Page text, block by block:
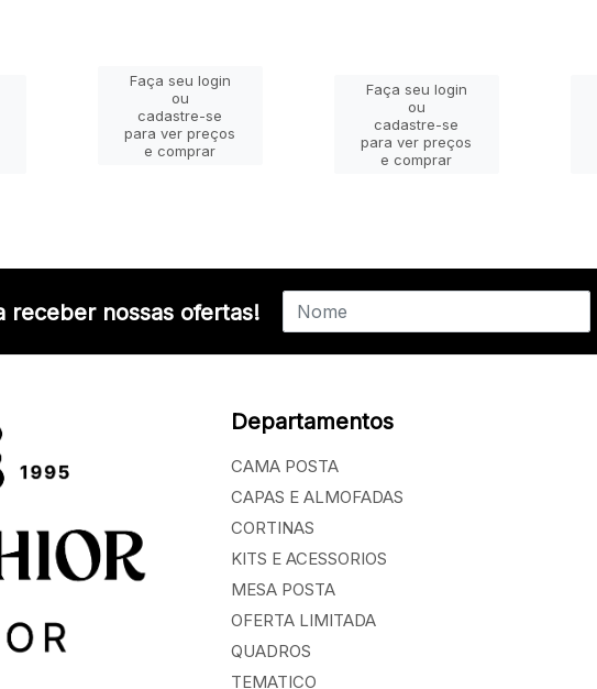
Faça seu login
ou
cadastre-se
para ver preços
e comprar
Faça seu login
ou
cadastre-se
para ver preços
e comprar
receber nossas ofertas!
Departamentos
CAMA POSTA
CAPAS E ALMOFADAS
CORTINAS
KITS E ACESSORIOS
MESA POSTA
OFERTA LIMITADA
QUADROS
TEMATICO